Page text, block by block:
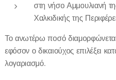
στη νήσο Αμμουλιανή
Χαλκιδικής της
Το ανωτέρω ποσό
εφόσον ο δικαιούχος επιλέξει
λογαριασμό.